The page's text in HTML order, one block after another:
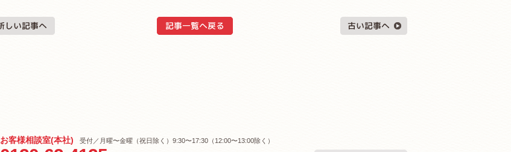
お客様相談室(本社) 受付／月曜〜金曜（祝日除く）9:30〜17:30（12:00〜13:00除く）